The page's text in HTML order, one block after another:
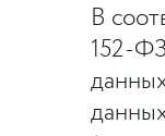
В
152-